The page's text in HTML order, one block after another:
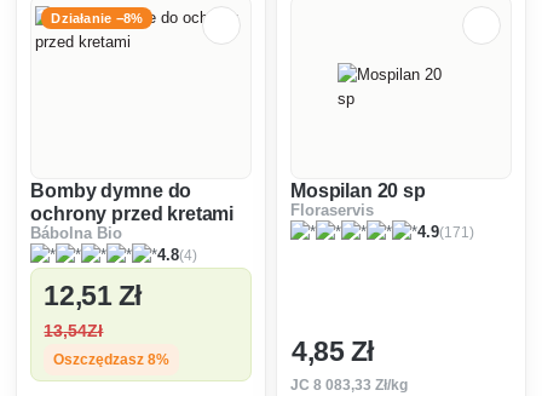
zakładanych i st
Działanie −8%
Bomby dymne do
ochrony przed kretami
Bábolna Bio
4.8(4)
12,51 Zł
13,54Zł
Oszczędzasz 8%
Mospilan 20 sp
Floraservis
4.9(171)
4,85 Zł
JC 8 083,33 Zł/kg